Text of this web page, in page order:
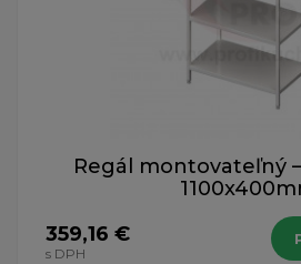
Regál montovateľný
359,16 €
s DPH